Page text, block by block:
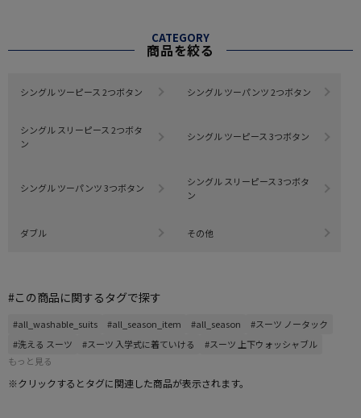
CATEGORY
商品を絞る
シングル ツーピース 2つボタン シングル ツーパンツ 2つボタン
シングル スリーピース 2つボタ
ン
シングル ツーピース 3つボタン
シングル ツーパンツ 3つボタン
シングル スリーピース 3つボタ
ン
ダブル その他
#この商品に関するタグで探す
#all_washable_suits #all_season_item #all_season
#スーツ ノータック
#洗える スーツ
#スーツ 入学式に着ていける
#スーツ 上下ウォッシャブル
もっと見る
※クリックするとタグに関連した商品が表示されます。